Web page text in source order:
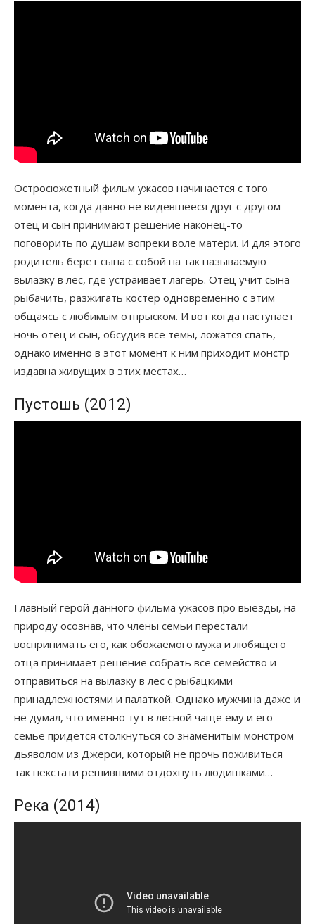
Остросюжетный фильм ужасов начинается с того
момента, когда давно не видевшееся друг с другом
отец и сын принимают решение наконец-то
поговорить по душам вопреки воле матери. И для этого
родитель берет сына с собой на так называемую
вылазку в лес, где устраивает лагерь. Отец учит сына
рыбачить, разжигать костер одновременно с этим
общаясь с любимым отпрыском. И вот когда наступает
ночь отец и сын, обсудив все темы, ложатся спать,
однако именно в этот момент к ним приходит монстр
издавна живущих в этих местах…
Пустошь (2012)
Главный герой данного фильма ужасов про выезды, на
природу осознав, что члены семьи перестали
воспринимать его, как обожаемого мужа и любящего
отца принимает решение собрать все семейство и
отправиться на вылазку в лес с рыбацкими
принадлежностями и палаткой. Однако мужчина даже и
не думал, что именно тут в лесной чаще ему и его
семье придется столкнуться со знаменитым монстром
дьяволом из Джерси, который не прочь поживиться
так некстати решившими отдохнуть людишками…
Река (2014)